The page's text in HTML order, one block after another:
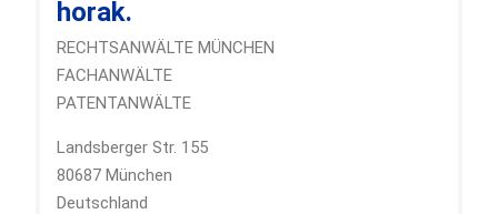
horak.
RECHTSANWÄLTE MÜNCHEN
FACHANWÄLTE
PATENTANWÄLTE
Landsberger Str. 155
80687 München
Deutschland